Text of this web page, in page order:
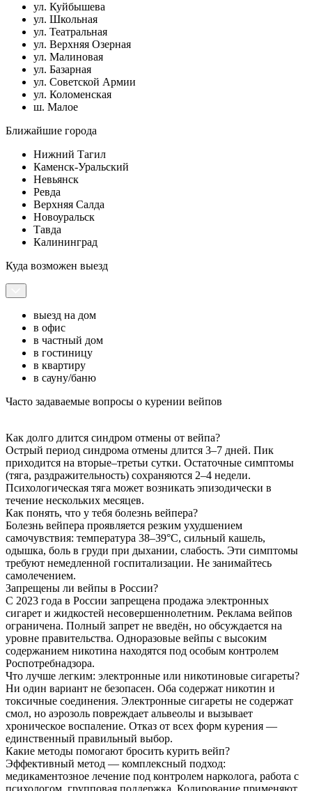
ул. Куйбышева
ул. Школьная
ул. Театральная
ул. Верхняя Озерная
ул. Малиновая
ул. Базарная
ул. Советской Армии
ул. Коломенская
ш. Малое
Ближайшие города
Нижний Тагил
Каменск-Уральский
Невьянск
Ревда
Верхняя Салда
Новоуральск
Тавда
Калининград
Куда возможен выезд
выезд на дом
в офис
в частный дом
в гостиницу
в квартиру
в сауну/баню
Часто задаваемые вопросы о курении вейпов
Как долго длится синдром отмены от вейпа?
Острый период синдрома отмены длится 3–7 дней. Пик
приходится на вторые–третьи сутки. Остаточные симптомы
(тяга, раздражительность) сохраняются 2–4 недели.
Психологическая тяга может возникать эпизодически в
течение нескольких месяцев.
Как понять, что у тебя болезнь вейпера?
Болезнь вейпера проявляется резким ухудшением
самочувствия: температура 38–39°C, сильный кашель,
одышка, боль в груди при дыхании, слабость. Эти симптомы
требуют немедленной госпитализации. Не занимайтесь
самолечением.
Запрещены ли вейпы в России?
С 2023 года в России запрещена продажа электронных
сигарет и жидкостей несовершеннолетним. Реклама вейпов
ограничена. Полный запрет не введён, но обсуждается на
уровне правительства. Одноразовые вейпы с высоким
содержанием никотина находятся под особым контролем
Роспотребнадзора.
Что лучше легким: электронные или никотиновые сигареты?
Ни один вариант не безопасен. Оба содержат никотин и
токсичные соединения. Электронные сигареты не содержат
смол, но аэрозоль повреждает альвеолы и вызывает
хроническое воспаление. Отказ от всех форм курения —
единственный правильный выбор.
Какие методы помогают бросить курить вейп?
Эффективный метод — комплексный подход:
медикаментозное лечение под контролем нарколога, работа с